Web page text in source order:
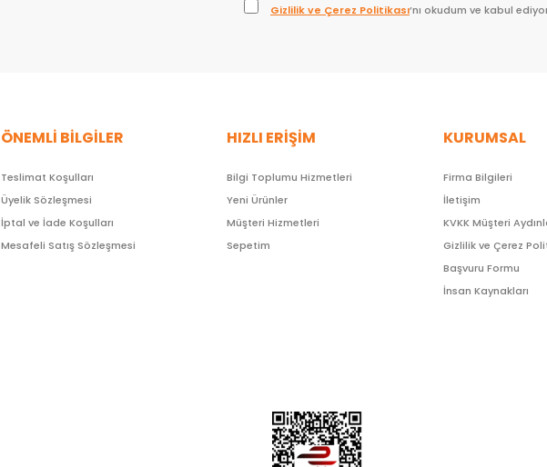
Gizlilik ve Çerez Politikası’nı okudum ve kabul
ÖNEMLİ BİLGİLER
Teslimat Koşulları
Üyelik Sözleşmesi
İptal ve İade Koşulları
Mesafeli Satış Sözleşmesi
HIZLI ERİŞİM
Bilgi Toplumu Hizmetleri
Yeni Ürünler
Müşteri Hizmetleri
Sepetim
KURUMSAL
Firma Bilgileri
İletişim
KVKK Müşteri
Gizlilik ve Çerez
Başvuru Formu
İnsan Kaynakları